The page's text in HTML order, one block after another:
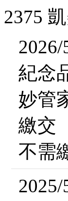
2375
紀念
妙管
繳交
不需